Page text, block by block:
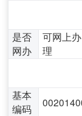
是否
网办
可网上办
理
基本
编码